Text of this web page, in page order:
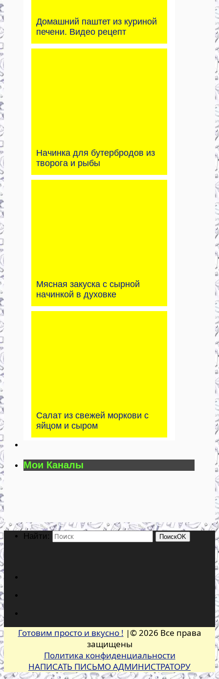
Домашний паштет из куриной
печени. Видео рецепт
Начинка для бутербродов из
творога и рыбы
Мясная закуска с сырной
начинкой в духовке
Салат из свежей моркови с
яйцом и сыром
Мои Каналы
Найти: ПоискOK
Готовим просто и вкусно ! |© 2026 Все права
защищены
Политика конфиденциальности
НАПИСАТЬ ПИСЬМО АДМИНИСТРАТОРУ